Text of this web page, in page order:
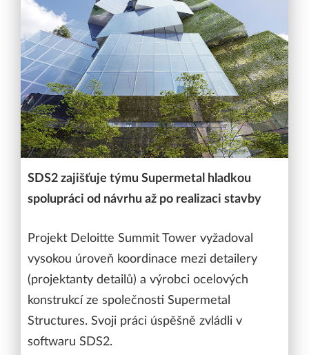
SDS2 zajišťuje týmu Supermetal hladkou
spolupráci od návrhu až po realizaci stavby
Projekt Deloitte Summit Tower vyžadoval
vysokou úroveň koordinace mezi detailery
(projektanty detailů) a výrobci ocelových
konstrukcí ze společnosti Supermetal
Structures. Svoji práci úspěšně zvládli v
softwaru SDS2.